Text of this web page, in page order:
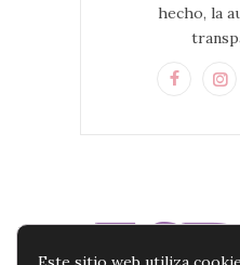
hecho, la